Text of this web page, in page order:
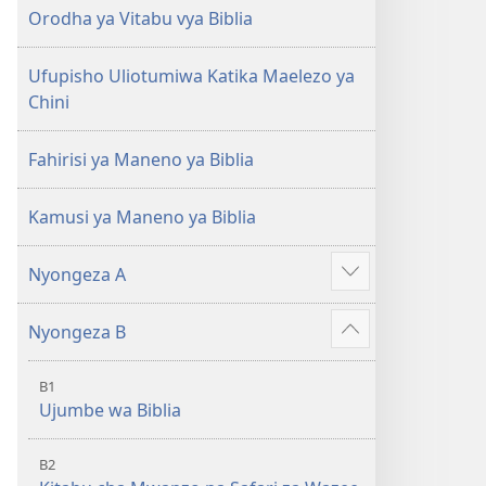
(Toleo
la
2017)
(Toleo
la
2017)
Orodha ya Vitabu vya Biblia
Ufupisho Uliotumiwa Katika Maelezo ya
Chini
Fahirisi ya Maneno ya Biblia
Kamusi ya Maneno ya Biblia
Nyongeza A
Onyesha
zaidi
Nyongeza B
Onyesha
zaidi
B1
Ujumbe wa Biblia
B2